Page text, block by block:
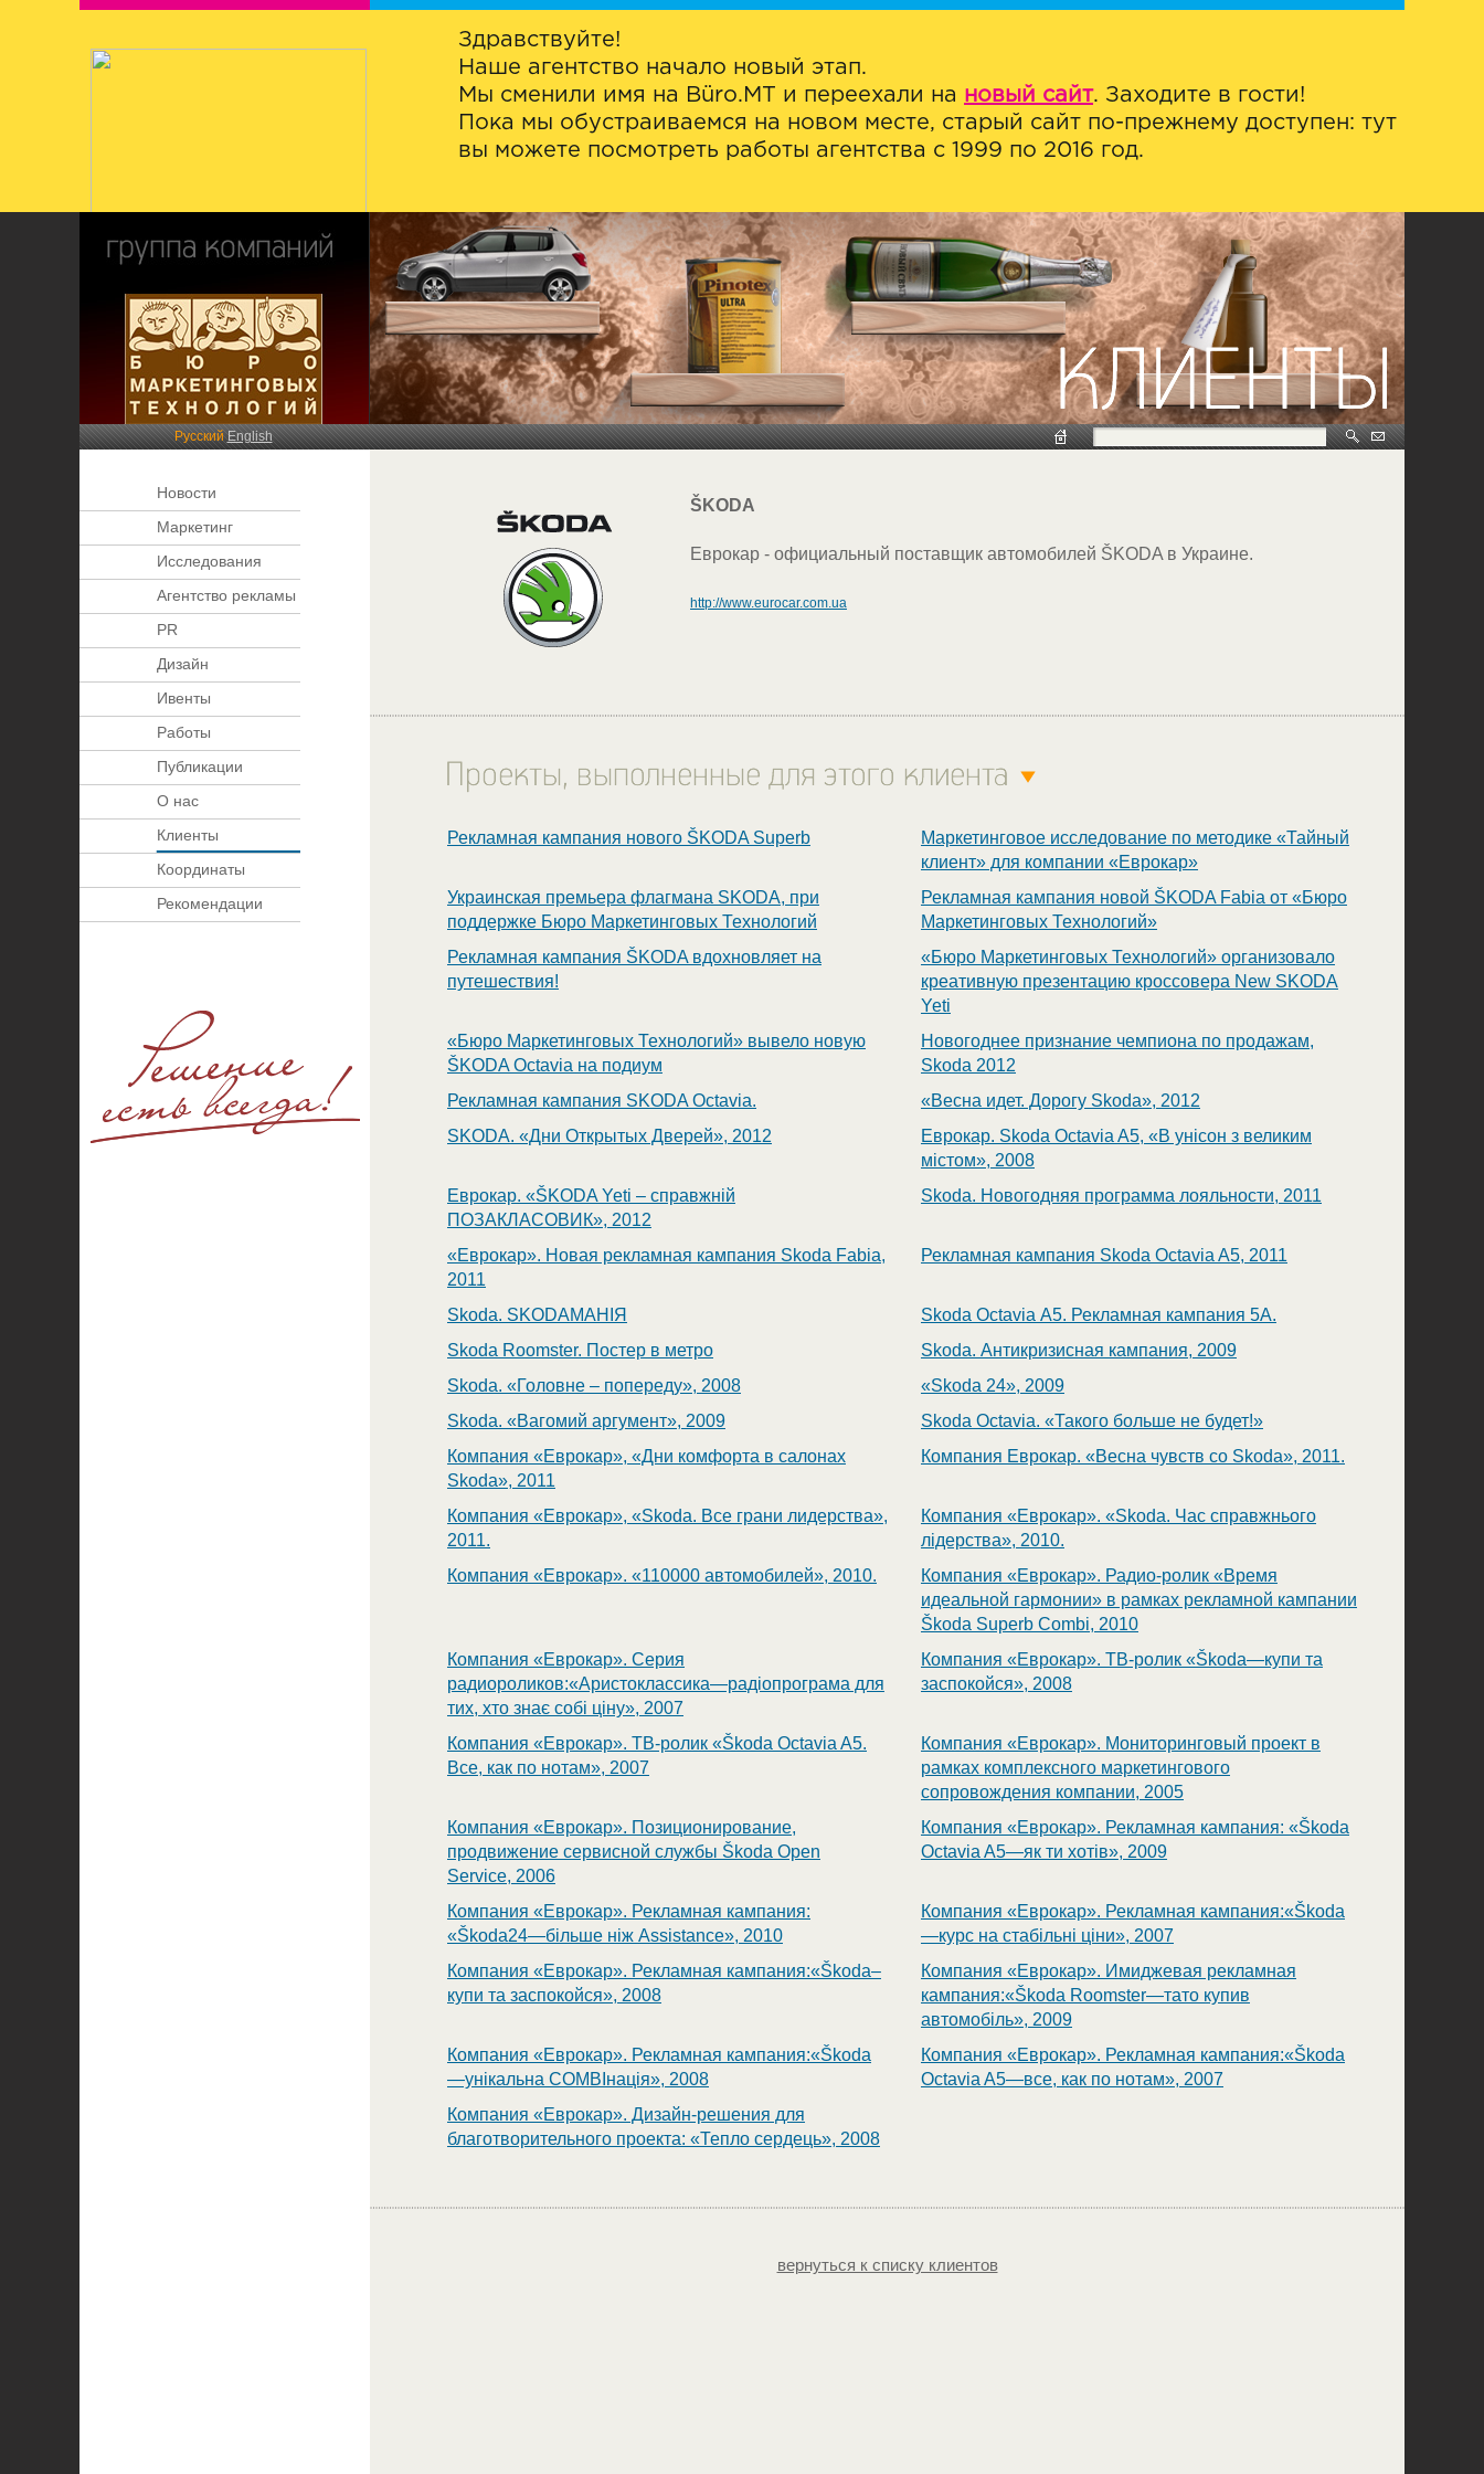
Здравствуйте!
Наше агентство начало новый этап.
Мы сменили имя на Büro.MT и переехали на новый сайт. Заходите в гости!
Пока мы обустраиваемся на новом месте, старый сайт по-прежнему доступен: тут
вы можете посмотреть работы агентства с 1999 по 2016 год.
РусскийEnglish
Новости
Маркетинг
Исследования
Агентство рекламы
PR
Дизайн
Ивенты
Работы
Публикации
О нас
Клиенты
Координаты
Рекомендации
ŠKODA
Еврокар - официальный поставщик автомобилей ŠKODA в Украине.
http://www.eurocar.com.ua
Рекламная кампания нового ŠKODA Superb
Маркетинговое исследование по методике «Тайный
клиент» для компании «Еврокар»
Украинская премьера флагмана SKODA, при
поддержке Бюро Маркетинговых Технологий
Рекламная кампания новой ŠKODA Fabia от «Бюро
Маркетинговых Технологий»
Рекламная кампания ŠKODA вдохновляет на
путешествия!
«Бюро Маркетинговых Технологий» организовало
креативную презентацию кроссовера New SKODA
Yeti
«Бюро Маркетинговых Технологий» вывело новую
ŠKODA Octavia на подиум
Новогоднее признание чемпиона по продажам,
Skoda 2012
Рекламная кампания SKODA Octaviа.
«Весна идет. Дорогу Skoda», 2012
SKODA. «Дни Открытых Дверей», 2012
Еврокар. Skoda Octavia A5, «В унісон з великим
містом», 2008
Еврокар. «ŠKODA Yeti – справжній
ПОЗАКЛАСОВИК», 2012
Skoda. Новогодняя программа лояльности, 2011
«Еврокар». Новая рекламная кампания Skoda Fabia,
2011
Рекламная кампания Skoda Octavia A5, 2011
Skoda. SKODAМАНІЯ
Skoda Octavia А5. Рекламная кампания 5А.
Skoda Roomster. Постер в метро
Skoda. Антикризисная кампания, 2009
Skoda. «Головне – попереду», 2008
«Skoda 24», 2009
Skoda. «Вагомий аргумент», 2009
Skoda Octavia. «Такого больше не будет!»
Компания «Еврокар», «Дни комфорта в салонах
Skoda», 2011
Компания Еврокар. «Весна чувств со Skoda», 2011.
Компания «Еврокар», «Skoda. Все грани лидерства»,
2011.
Компания «Еврокар». «Skoda. Час справжнього
лідерства», 2010.
Компания «Еврокар». «110000 автомобилей», 2010.
Компания «Еврокар». Радио-ролик «Время
идеальной гармонии» в рамках рекламной кампании
Škoda Superb Combi, 2010
Компания «Еврокар». Серия
радиороликов:«Аристоклассика—радіопрограма для
тих, хто знає собі ціну», 2007
Компания «Еврокар». ТВ-ролик «Škoda—купи та
заспокойся», 2008
Компания «Еврокар». ТВ-ролик «Škoda Octavia A5.
Все, как по нотам», 2007
Компания «Еврокар». Мониторинговый проект в
рамках комплексного маркетингового
сопровождения компании, 2005
Компания «Еврокар». Позиционирование,
продвижение сервисной службы Škoda Open
Service, 2006
Компания «Еврокар». Рекламная кампания: «Škoda
Octavia A5—як ти хотів», 2009
Компания «Еврокар». Рекламная кампания:
«Škoda24—більше ніж Assistance», 2010
Компания «Еврокар». Рекламная кампания:«Škoda
—курс на стабільні ціни», 2007
Компания «Еврокар». Рекламная кампания:«Škoda–
купи та заспокойся», 2008
Компания «Еврокар». Имиджевая рекламная
кампания:«Škoda Roomster—тато купив
автомобіль», 2009
Компания «Еврокар». Рекламная кампания:«Škoda
—унікальна COMBIнація», 2008
Компания «Еврокар». Рекламная кампания:«Škoda
Octavia A5—все, как по нотам», 2007
Компания «Еврокар». Дизайн-решения для
благотворительного проекта: «Тепло сердець», 2008
вернуться к списку клиентов